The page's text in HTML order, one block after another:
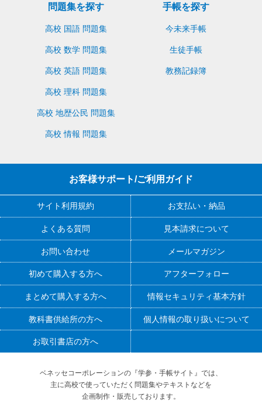
問題集を探す
高校 国語 問題集
高校 数学 問題集
高校 英語 問題集
高校 理科 問題集
高校 地歴公民 問題集
高校 情報 問題集
手帳を探す
今未来手帳
生徒手帳
教務記録簿
お客様サポート/ご利用ガイド
サイト利用規約 お支払い・納品
よくある質問 見本請求について
お問い合わせ メールマガジン
初めて購入する方へ アフターフォロー
まとめて購入する方へ 情報セキュリティ基本方針
教科書供給所の方へ 個人情報の取り扱いについて
お取引書店の方へ
ベネッセコーポレーションの『学参・手帳サイト』 では、
主に高校で使っていただく問題集やテキストなどを
企画制作・販売しております。